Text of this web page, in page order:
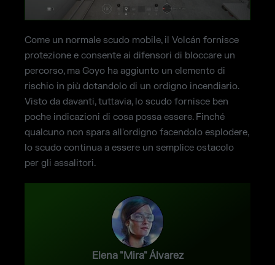
Elena "Mira" Álvarez
Come un normale scudo mobile, il Volcán fornisce
protezione e consente ai difensori di bloccare un
percorso, ma Goyo ha aggiunto un elemento di
rischio in più dotandolo di un ordigno incendiario.
Visto da davanti, tuttavia, lo scudo fornisce ben
poche indicazioni di cosa possa essere. Finché
qualcuno non spara all'ordigno facendolo esplodere,
lo scudo continua a essere un semplice ostacolo
per gli assalitori.